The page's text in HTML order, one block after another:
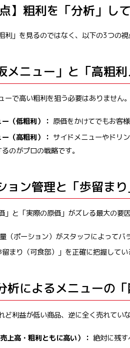
点】粗利を「分析」し
利」を見るのではなく、以下の3つの
ニュー」と「高粗
ーで高い粗利を狙う必要はありません。
（低粗利）： 原価をかけてでもお客
（高粗利）： サイドメニューやドリ
のがプロの戦略です。
ン管理と「歩留ま
」と「実際の原価」がズレる最大の要
（ポーション）がスタッフによってバ
まり（可食部）」を正確に把握して
によるメニューの「
ど利益が低い商品、逆に全く売れてい
上高・粗利ともに高い）： 絶対に残す